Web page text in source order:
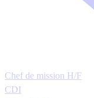
Chef de mission H/F
CDI